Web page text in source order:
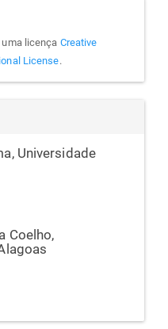
licença Creative
License.
Universidade
Coelho,